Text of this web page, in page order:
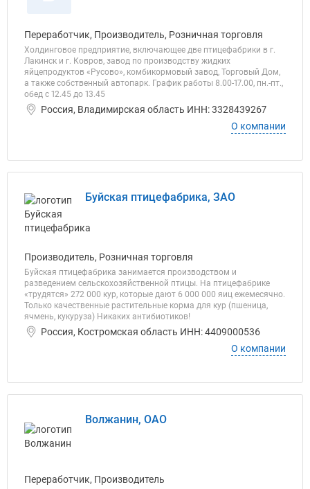
Переработчик, Производитель, Розничная торговля
Холдинговое предприятие, включающее две птицефабрики в г.
Лакинск и г. Ковров, завод по производству жидких
яйцепродуктов «Русово», комбикормовый завод, Торговый Дом,
а также собственный автопарк. График работы 8.00-17.00, пн.-пт.,
обед с 12.45 до 13.45
Россия, Владимирская область ИНН: 3328439267
О компании
Буйская птицефабрика, ЗАО
Производитель, Розничная торговля
Буйская птицефабрика занимается производством и
разведением сельскохозяйственной птицы. На птицефабрике
«трудятся» 272 000 кур, которые дают 6 000 000 яиц ежемесячно.
Только качественные растительные корма для кур (пшеница,
ячмень, кукуруза) Никаких антибиотиков!
Россия, Костромская область ИНН: 4409000536
О компании
Волжанин, ОАО
Переработчик, Производитель